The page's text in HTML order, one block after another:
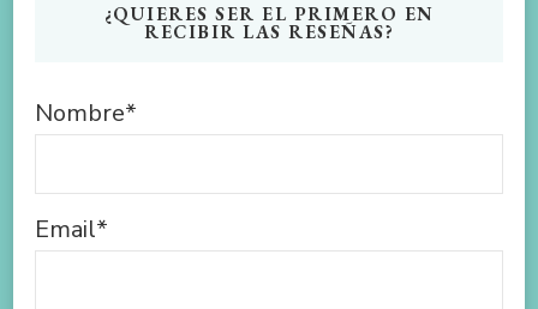
¿QUIERES SER EL PRIMERO EN
RECIBIR LAS RESEÑAS?
Nombre*
Email*